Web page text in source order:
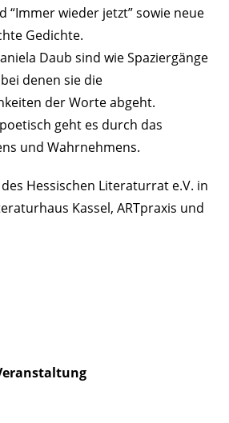
“Immer wieder jetzt” sowie neue
Gedichte.
Daub sind wie Spaziergänge
denen sie die
der Worte abgeht.
geht es durch das
und Wahrnehmens.
Hessischen Literaturrat e.V. in
Kassel, ARTpraxis und